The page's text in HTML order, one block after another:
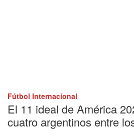
Fútbol Internacional
El 11 ideal de América
cuatro argentinos entre